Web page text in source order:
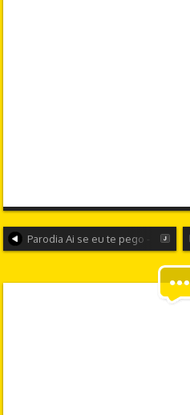
Parodia Ai se eu te pego - Ay, si